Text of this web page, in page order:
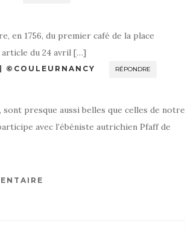
en 1756, du premier café de la place
article du 24 avril […]
©COULEURNANCY RÉPONDRE
presque aussi belles que celles de notre
avec l’ébéniste autrichien Pfaff de